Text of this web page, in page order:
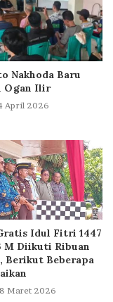
Nakhoda Baru
Ogan Ilir
April 2026
Idul Fitri 1447
M Diikuti Ribuan
Berikut Beberapa
Maret 2026